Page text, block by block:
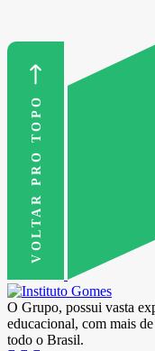
VOLTAR PRO TOPO
O Grupo, possui vasta
educacional, com mais
todo o Brasil.